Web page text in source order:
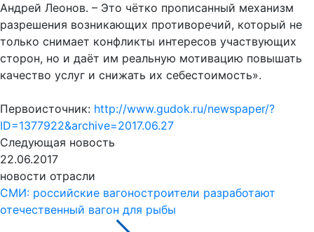
Андрей Леонов. – Это чётко прописанный механизм
разрешения возникающих противоречий, который не
только снимает конфликты интересов участвующих
сторон, но и даёт им реальную мотивацию повышать
качество услуг и снижать их себестоимость».
Первоисточник: http://www.gudok.ru/newspaper/?
ID=1377922&archive=2017.06.27
Следующая новость
22.06.2017
новости отрасли
СМИ: российские вагоностроители разработают
отечественный вагон для рыбы